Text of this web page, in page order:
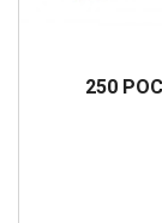
250